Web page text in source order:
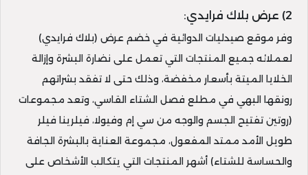
2) عرض بلاك فرايدي:
وفر موقع صيدليات الدوائية في خضم عرض (بلاك فرايدي)
لعملائه جميع المنتجات التي تعمل على نضارة البشرة وإزالة
الخلايا الميتة بأسعار مخفضة، وذلك حتى لا تفقد بشراتهم
رونقها البهي في مطلع فصل الشتاء القاسي، وتعد مجموعات
(روتين تفتيح الجسم والوجه من سي إم وفيولا، فيلرينا فيلر
طويل الأمد ممتد المفعول، مجموعة العناية بالبشرة الجافة
والحساسة للشتاء) أشهر المنتجات التي يتكالب الأشخاص على